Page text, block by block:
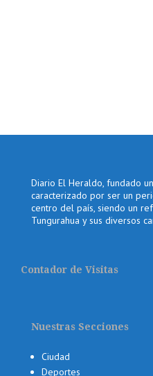
Diario El Heraldo, fundado
caracterizado por ser un
centro del país, siendo un
Tungurahua y sus diversos
Contador de Visitas
Nuestras Secciones
Ciudad
Deportes